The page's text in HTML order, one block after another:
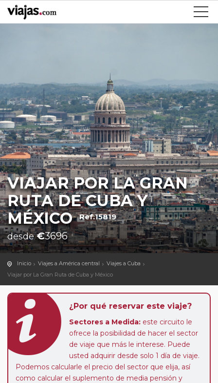
VIAJAR POR LA GRAN
RUTA DE CUBA Y
MÉXICO Ref.15819
desde€3696
Inicio Viajes a América central
Viajes a Cuba
Viajar por La Gran Ruta de Cuba y México
¿Por qué reservar este viaje?
Sectores a Medida: este circuito le
ofrece la posibilidad de hacer el sector
de viaje que más le interese. Puede
usted adquirir desde solo 1 día de viaje.
Podemos calcularle el precio del sector que elija, así
como calcular el suplemento de media pensión y